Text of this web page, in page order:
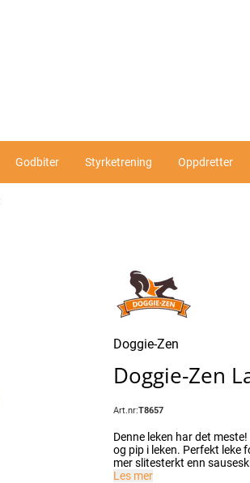
Godbiter Styrketrening Oppdretter
Doggie-Zen
Doggie-Zen
Art.nr:T8657
Denne leken har det
og pip i leken. Perfekt leke
mer slitesterkt enn sauseskinn. Passer for små til mellomstore hunder, eller
Les mer